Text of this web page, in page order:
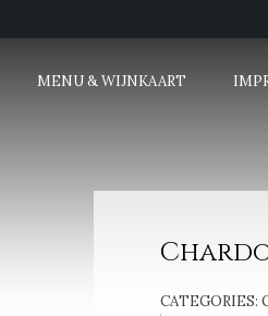
MENU & WIJNKAART
CATEGORIES: